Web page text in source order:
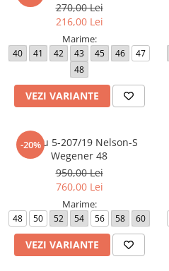
270,00 Lei
216,00 Lei
Marime:
40 41 42 43 45 46
47
48
VEZI VARIANTE
-20%
Sacou 5-207/19 Nelson-S
Wegener 48
950,00 Lei
760,00 Lei
Marime:
48 50 52 54 56 58 60
VEZI VARIANTE